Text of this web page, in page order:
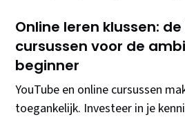
Online leren klussen:
cursussen voor de
beginner
YouTube en online cursussen
toegankelijk. Investeer in je